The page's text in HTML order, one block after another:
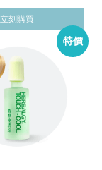
立刻購買
特價